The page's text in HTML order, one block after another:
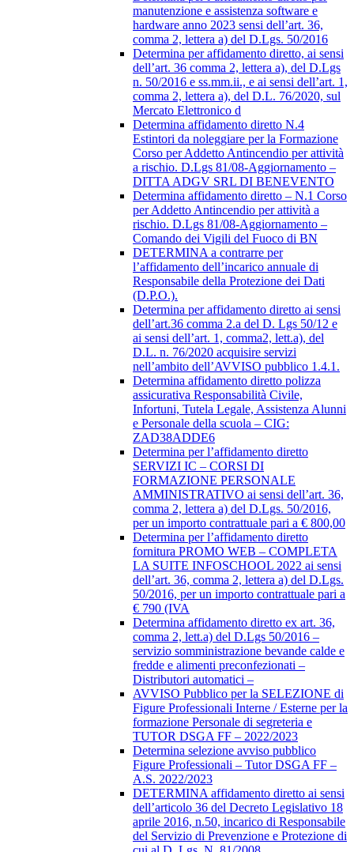
manutenzione e assistenza software e
hardware anno 2023 sensi dell’art. 36,
comma 2, lettera a) del D.Lgs. 50/2016
Determina per affidamento diretto, ai sensi
dell’art. 36 comma 2, lettera a), del D.Lgs
n. 50/2016 e ss.mm.ii., e ai sensi dell’art. 1,
comma 2, lettera a), del D.L. 76/2020, sul
Mercato Elettronico d
Determina affidamento diretto N.4
Estintori da noleggiare per la Formazione
Corso per Addetto Antincendio per attività
a rischio. D.Lgs 81/08-Aggiornamento –
DITTA ADGV SRL DI BENEVENTO
Determina affidamento diretto – N.1 Corso
per Addetto Antincendio per attività a
rischio. D.Lgs 81/08-Aggiornamento –
Comando dei Vigili del Fuoco di BN
DETERMINA a contrarre per
l’affidamento dell’incarico annuale di
Responsabile della Protezione dei Dati
(D.P.O.).
Determina per affidamento diretto ai sensi
dell’art.36 comma 2.a del D. Lgs 50/12 e
ai sensi dell’art. 1, comma2, lett.a), del
D.L. n. 76/2020 acquisire servizi
nell’ambito dell’AVVISO pubblico 1.4.1.
Determina affidamento diretto polizza
assicurativa Responsabilità Civile,
Infortuni, Tutela Legale, Assistenza Alunni
e Personale della scuola – CIG:
ZAD38ADDE6
Determina per l’affidamento diretto
SERVIZI IC – CORSI DI
FORMAZIONE PERSONALE
AMMINISTRATIVO ai sensi dell’art. 36,
comma 2, lettera a) del D.Lgs. 50/2016,
per un importo contrattuale pari a € 800,00
Determina per l’affidamento diretto
fornitura PROMO WEB – COMPLETA
LA SUITE INFOSCHOOL 2022 ai sensi
dell’art. 36, comma 2, lettera a) del D.Lgs.
50/2016, per un importo contrattuale pari a
€ 790 (IVA
Determina affidamento diretto ex art. 36,
comma 2, lett.a) del D.Lgs 50/2016 –
servizio somministrazione bevande calde e
fredde e alimenti preconfezionati –
Distributori automatici –
AVVISO Pubblico per la SELEZIONE di
Figure Professionali Interne / Esterne per la
formazione Personale di segreteria e
TUTOR DSGA FF – 2022/2023
Determina selezione avviso pubblico
Figure Professionali – Tutor DSGA FF –
A.S. 2022/2023
DETERMINA affidamento diretto ai sensi
dell’articolo 36 del Decreto Legislativo 18
aprile 2016, n.50, incarico di Responsabile
del Servizio di Prevenzione e Protezione di